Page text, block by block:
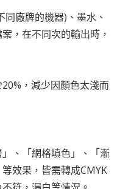
廠牌的機器)、墨水、
，在不同次的輸出時，
，減少因顏色太淺而
、「網格填色」、「漸
效果，皆需轉成CMYK